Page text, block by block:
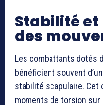
Stabilité
des
Les combattants dotés
bénéficient souvent
stabilité scapulaire. Cet
moments de torsion sur